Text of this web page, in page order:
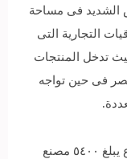
الشديد فى مساحة
التجارية التى
تدخل المنتجات
فى حين تواجه
وأوضح أن عدد الشركات العامله فى القطاع يبلغ ٥٤٠٠ مصنع